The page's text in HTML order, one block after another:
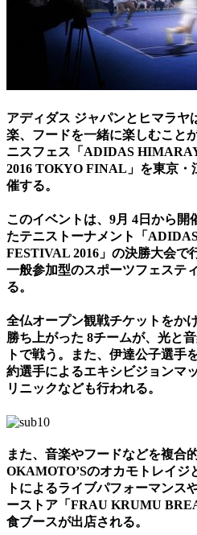
アディダス ジャパンとヒマラヤ
楽、フードを一緒に楽しむこと
ニスフェス「ADIDAS
2016 TOKYO FINAL」を東京・
催する。
このイベントは、9月 4日から開
たテニストーナメント「
FESTIVAL 2016」の決勝大会で
一般参加型のスポーツフェステ
る。
全仏オープン観戦チケットをか
勝ち上がった 8チームが、光と
トで戦う。また、伊達公子選手
約選手によるエキシビジョンマ
リニックなども行われる。
また、音楽やフードなどを複合
OKAMOTO’Sのオカモトレイジ
トによるライブパフォーマンス
ーストア「FRAU KRUMU
食ブースが出店される。